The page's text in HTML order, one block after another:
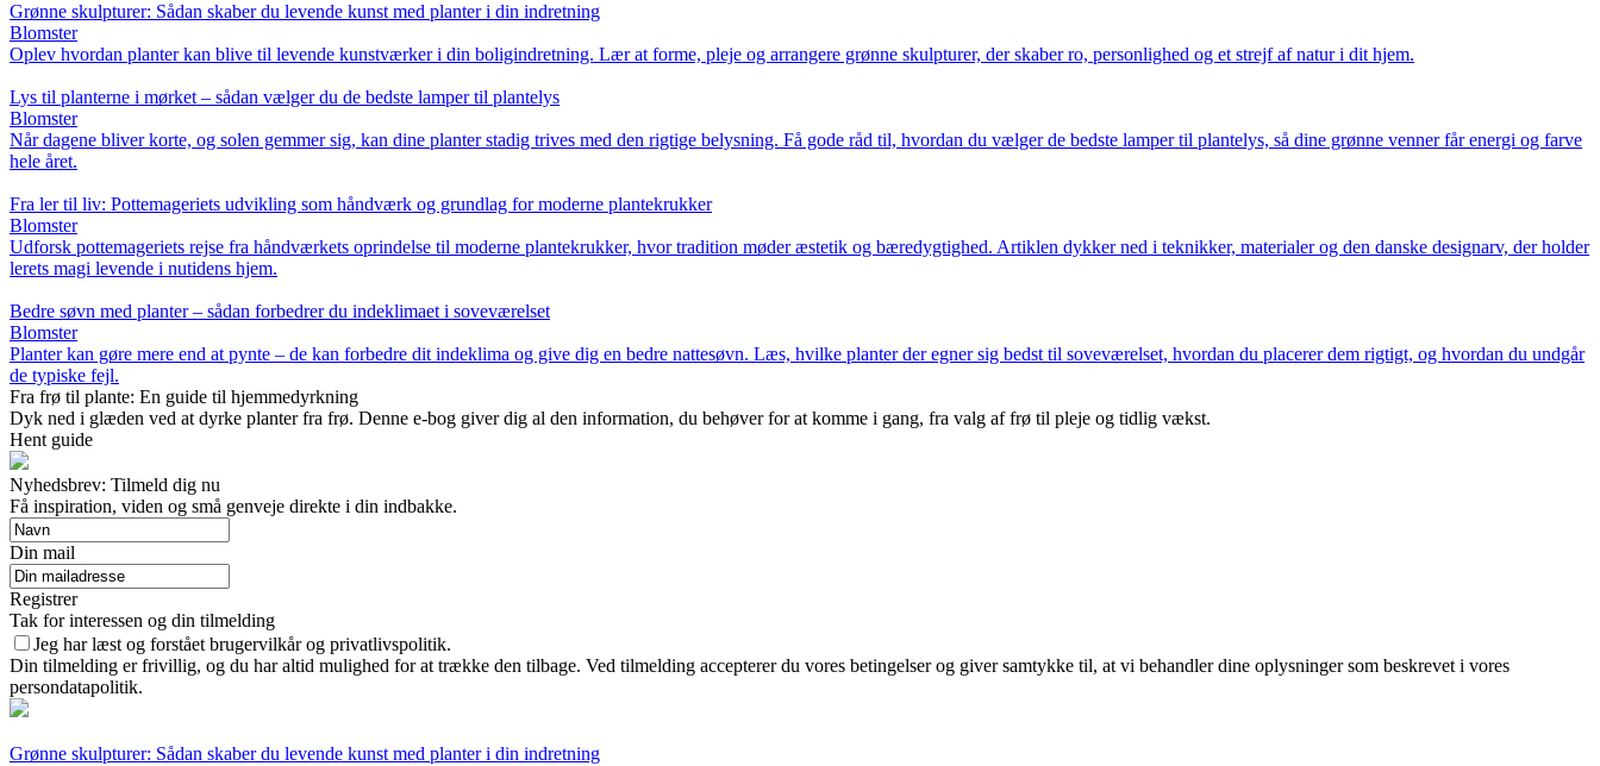
Grønne skulpturer: Sådan skaber du levende kunst med planter i din indretning
Blomster
Oplev hvordan planter kan blive til levende kunstværker i din boligindretning. Lær at forme, pleje og arrangere grønne skulpturer, der skaber ro, personlighed og et strejf af natur i dit hjem.
Lys til planterne i mørket – sådan vælger du de bedste lamper til plantelys
Blomster
Når dagene bliver korte, og solen gemmer sig, kan dine planter stadig trives med den rigtige belysning. Få gode råd til, hvordan du vælger de bedste lamper til plantelys, så dine grønne venner får energi og farve
hele året.
Fra ler til liv: Pottemageriets udvikling som håndværk og grundlag for moderne plantekrukker
Blomster
Udforsk pottemageriets rejse fra håndværkets oprindelse til moderne plantekrukker, hvor tradition møder æstetik og bæredygtighed. Artiklen dykker ned i teknikker, materialer og den danske designarv, der holder
lerets magi levende i nutidens hjem.
Bedre søvn med planter – sådan forbedrer du indeklimaet i soveværelset
Blomster
Planter kan gøre mere end at pynte – de kan forbedre dit indeklima og give dig en bedre nattesøvn. Læs, hvilke planter der egner sig bedst til soveværelset, hvordan du placerer dem rigtigt, og hvordan du undgår
de typiske fejl.
Fra frø til plante: En guide til hjemmedyrkning
Dyk ned i glæden ved at dyrke planter fra frø. Denne e-bog giver dig al den information, du behøver for at komme i gang, fra valg af frø til pleje og tidlig vækst.
Hent guide
Nyhedsbrev: Tilmeld dig nu
Få inspiration, viden og små genveje direkte i din indbakke.
Din mail
Registrer
Tak for interessen og din tilmelding
Jeg har læst og forstået brugervilkår og privatlivspolitik.
Din tilmelding er frivillig, og du har altid mulighed for at trække den tilbage. Ved tilmelding accepterer du vores betingelser og giver samtykke til, at vi behandler dine oplysninger som beskrevet i vores
persondatapolitik.
Grønne skulpturer: Sådan skaber du levende kunst med planter i din indretning